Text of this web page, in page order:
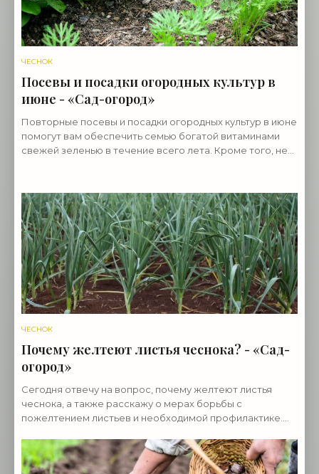
ЧЕСНОК
Посевы и посадки огородных культур в
июне - «Сад-огород»
Повторные посевы и посадки огородных культур в июне
помогут вам обеспечить семью богатой витаминами
свежей зеленью в течение всего лета. Кроме того, не
ЧЕСНОК
Почему желтеют листья чеснока? - «Сад-
огород»
Сегодня отвечу на вопрос, почему желтеют листья
чеснока, а также расскажу о мерах борьбы с
пожелтением листьев и необходимой профилактике.
озимый